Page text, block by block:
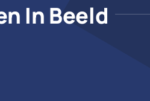
In Beeld